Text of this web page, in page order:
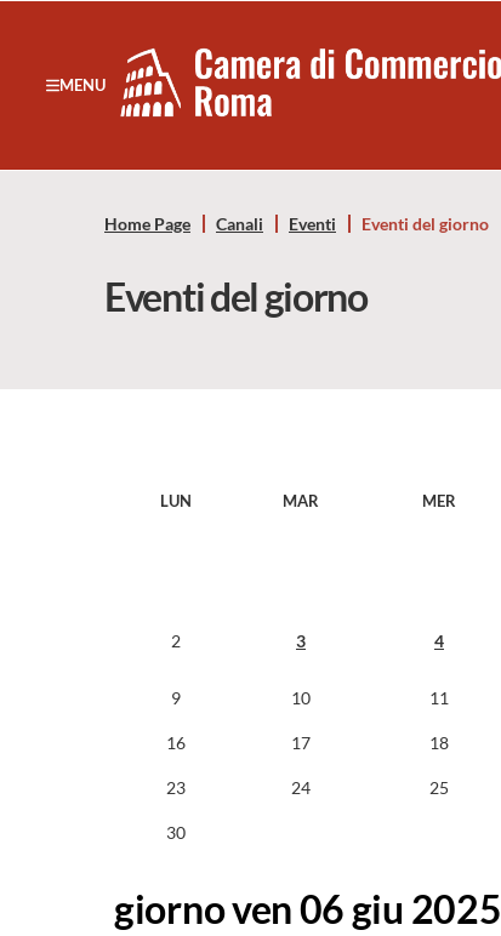
Notizie in primo piano
Banner servizi
MENU
Camera
Commercio
di
Roma
Roma
Home Page Canali Eventi Eventi del giorno
Eventi del giorno
LUN MAR MER
2 3 4
9 10 11
16 17 18
23 24 25
30
giorno ven 06 giu 2025